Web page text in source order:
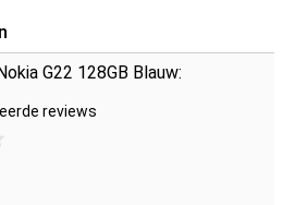
G22 128GB Blauw:
reviews